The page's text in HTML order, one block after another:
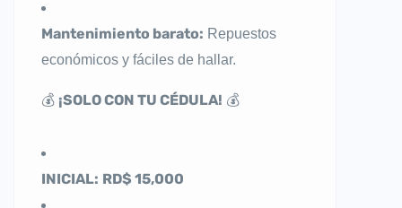
Mantenimiento barato: Repuestos
económicos y fáciles de hallar.
💰 ¡SOLO CON TU CÉDULA! 💰
INICIAL: RD$ 15,000